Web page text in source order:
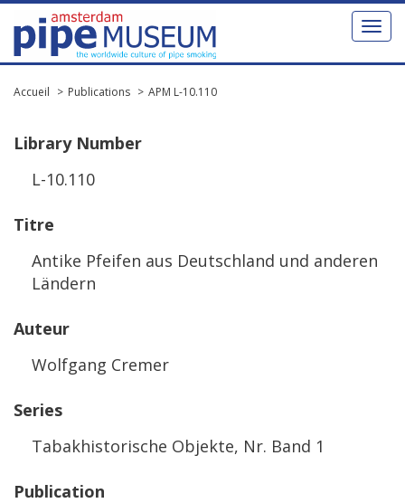
Toggle
Accueil Publications APM L-10.110
Library Number
L-10.110
Titre
Antike Pfeifen aus Deutschland und anderen
Ländern
Auteur
Wolfgang Cremer
Series
Tabakhistorische Objekte, Nr. Band 1
Publication